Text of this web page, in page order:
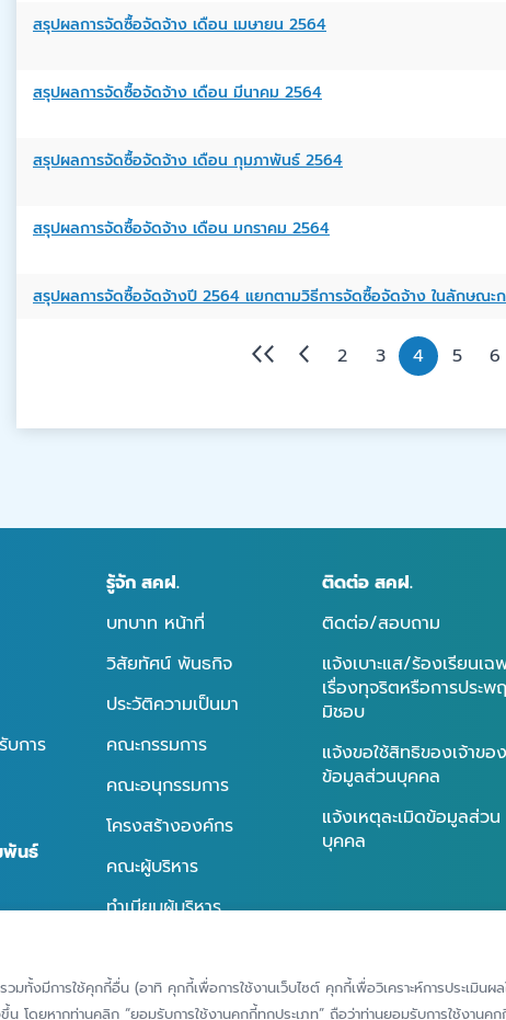
สรุปผลการจัดซื้อจัดจ้าง เดือน เมษายน 2564
สรุปผลการจัดซื้อจัดจ้าง เดือน มีนาคม 2564
สรุปผลการจัดซื้อจัดจ้าง เดือน กุมภาพันธ์ 2564
สรุปผลการจัดซื้อจัดจ้าง เดือน มกราคม 2564
สรุปผลการจัดซื้อจัดจ้างปี 2564 แยกตามวิธีการจัดซื้อจัดจ้าง ในลักษณะ
2 3 4 5 6
บการ
พันธ์
รู้จัก สคฝ.
บทบาท หน้าที่
วิสัยทัศน์ พันธกิจ
ประวัติความเป็นมา
คณะกรรมการ
คณะอนุกรรมการ
โครงสร้างองค์กร
คณะผู้บริหาร
ทำเนียบผู้บริหาร
ติดต่อ สคฝ.
ติดต่อ/สอบถาม
แจ้งเบาะแส/ร้องเรียนเฉ
เรื่องทุจริตหรือการประพ
มิชอบ
แจ้งขอใช้สิทธิของเจ้าของ
ข้อมูลส่วนบุคคล
แจ้งเหตุละเมิดข้อมูลส่วน
บุคคล
มทั้งมีการใช้คุกกี้อื่น (อาทิ คุกกี้เพื่อการใช้งานเว็บไซต์ คุกกี้เพื่อวิเคราะห์การประเมิน
น โดยหากท่านคลิก “ยอมรับการใช้งานคุกกี้ทุกประเภท” ถือว่าท่านยอมรับการใช้งาน